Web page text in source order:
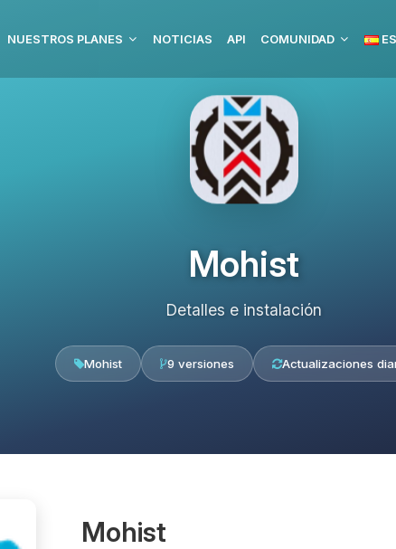
NUESTROS PLANES NOTICIAS API COMUNIDAD
Mohist
Detalles e instalación
Mohist 9 versiones Actualizaciones
Mohist